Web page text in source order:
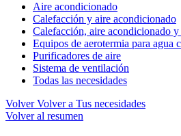
Aire acondicionado
Calefacción y aire acondicionado
Calefacción, aire acondicionado y
Equipos de aerotermia para agua
Purificadores de aire
Sistema de ventilación
Todas las necesidades
Volver Volver a Tus necesidades
Volver al resumen